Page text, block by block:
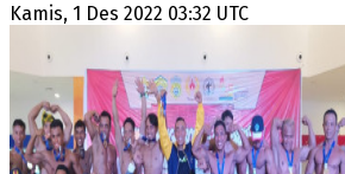
Kamis, 1 Des 2022 03:32 UTC